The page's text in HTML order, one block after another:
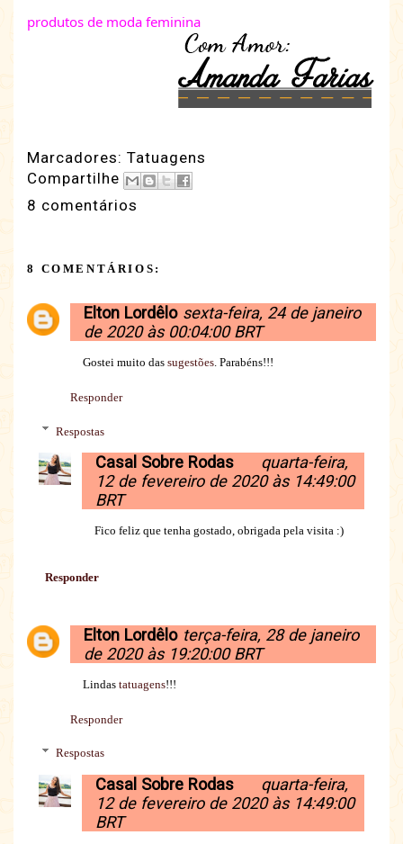
produtos de moda feminina
Marcadores:Tatuagens
Compartilhe
8 comentários
8 COMENTÁRIOS:
Elton Lordêlo sexta-feira, 24 de janeiro
de 2020 às 00:04:00 BRT
Gostei muito dassugestões. Parabéns!!!
Responder
Respostas
Casal Sobre Rodas
quarta-feira,
12 de fevereiro de 2020 às 14:49:00
BRT
Fico feliz que tenha gostado, obrigada pela visita :)
Responder
Elton Lordêlo terça-feira, 28 de janeiro
de 2020 às 19:20:00 BRT
Lindastatuagens!!!
Responder
Respostas
Casal Sobre Rodas
quarta-feira,
12 de fevereiro de 2020 às 14:49:00
BRT